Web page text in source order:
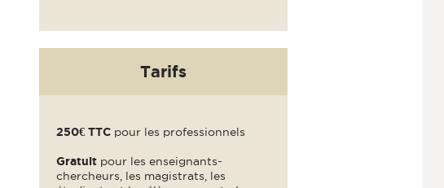
Tarifs
250€ TTCpour les professionnels
Gratuitpour les enseignants-
chercheurs, les magistrats, les